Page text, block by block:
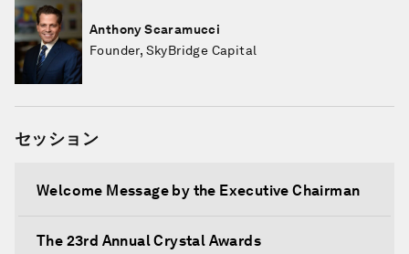
Anthony Scaramucci
Founder, SkyBridge Capital
セッション
Welcome Message by the Executive Chairman
The 23rd Annual Crystal Awards